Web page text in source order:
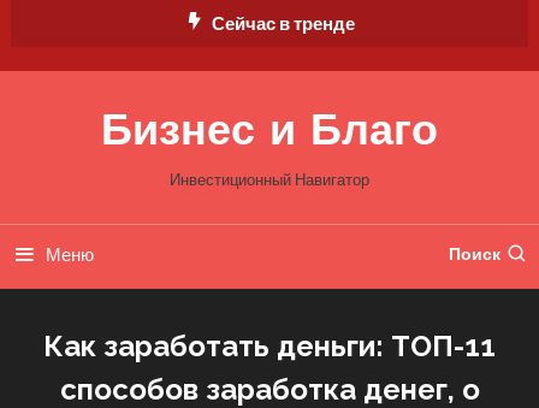
Сейчас в тренде
Бизнес и Благо
Инвестиционный Навигатор
Меню Поиск
Как заработать деньги: ТОП-11
способов заработка денег, о